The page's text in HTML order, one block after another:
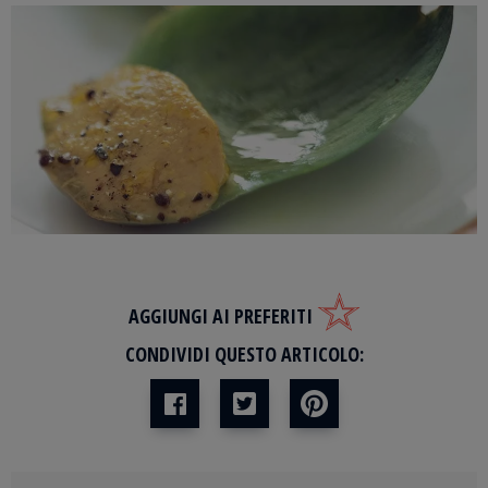
AGGIUNGI AI PREFERITI
CONDIVIDI QUESTO ARTICOLO: